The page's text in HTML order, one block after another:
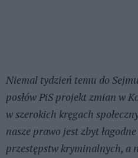
Niemal tydzień temu do
posłów PiS projekt zmian w
w szerokich kręgach
nasze prawo jest zbyt
przestępstw kryminalnych, a